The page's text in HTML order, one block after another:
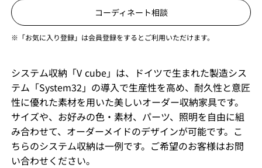
コーディネート相談
※「お気に入り登録」は会員登録をするとご利用いただけます。
システム収納「V cube」は、ドイツで生まれた製造シス
テム「System32」の導入で生産性を高め、耐久性と意匠
性に優れた素材を用いた美しいオーダー収納家具です。
サイズや、お好みの色・素材、パーツ、照明を自由に組
み合わせて、オーダーメイドのデザインが可能です。こ
ちらのシステム収納は一例です。ご希望のお客様はお問
い合わせください。